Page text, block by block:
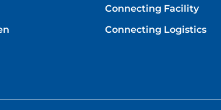
Connecting Facility
Connecting Logistics